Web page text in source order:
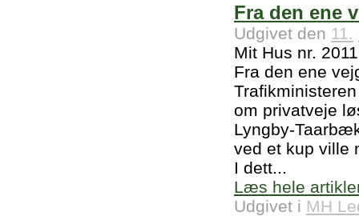
Fra den ene
Udgivet den 11.
Mit Hus nr.
Fra den ene
om privatveje
Lyngby-
ved et kup ville
I dett...
Læs hele
Udgivet i MH